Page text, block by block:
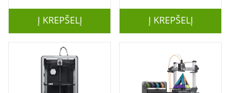
Į KREPŠELĮ Į KREPŠELĮ